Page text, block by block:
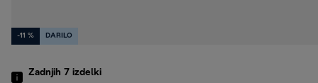
-11 % DARILO
Zadnjih 7 izdelki